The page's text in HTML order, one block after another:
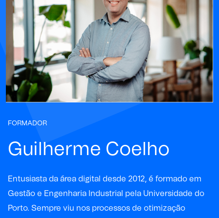
FORMADOR
Guilherme Coelho
Entusiasta da área digital desde 2012, é formado em
Gestão e Engenharia Industrial pela Universidade do
Porto. Sempre viu nos processos de otimização